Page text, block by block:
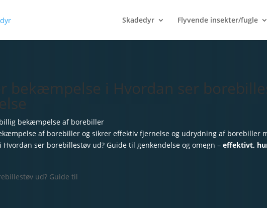
Skadedyr Flyvende insekter/fugle
bekæmpelse i Hvordan ser
bekæmpelse af borebiller
af borebiller og sikrer effektiv fjernelse og udrydning af borebiller
ser borebillestøv ud? Guide til genkendelse og omegn – effektivt,